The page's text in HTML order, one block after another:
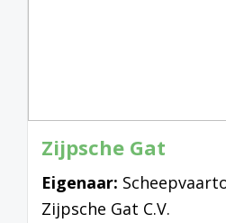
Zijpsche Gat
Eigenaar:
Zijpsche Gat C.V.